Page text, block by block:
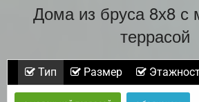
Дома из бруса 8х8 с
террасой
Тип Размер